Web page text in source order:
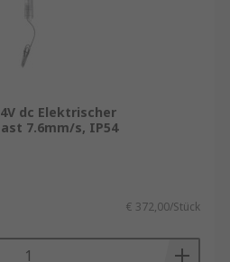
dc Elektrischer
7.6mm/s, IP54
€ 372,00/Stück